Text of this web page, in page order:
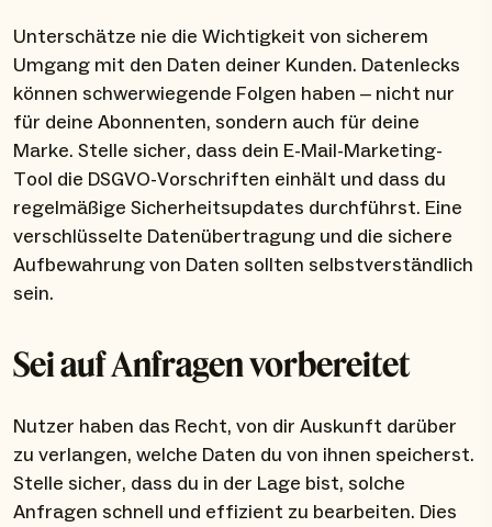
Unterschätze nie die Wichtigkeit von sicherem
Umgang mit den Daten deiner Kunden. Datenlecks
können schwerwiegende Folgen haben – nicht nur
für deine Abonnenten, sondern auch für deine
Marke. Stelle sicher, dass dein E-Mail-Marketing-
Tool die DSGVO-Vorschriften einhält und dass du
regelmäßige Sicherheitsupdates durchführst. Eine
verschlüsselte Datenübertragung und die sichere
Aufbewahrung von Daten sollten selbstverständlich
sein.
Sei auf Anfragen vorbereitet
Nutzer haben das Recht, von dir Auskunft darüber
zu verlangen, welche Daten du von ihnen speicherst.
Stelle sicher, dass du in der Lage bist, solche
Anfragen schnell und effizient zu bearbeiten. Dies